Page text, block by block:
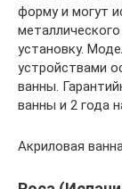
форму и могут
установку.
устройствами
ванны.
ванны и 2 года
Акриловая